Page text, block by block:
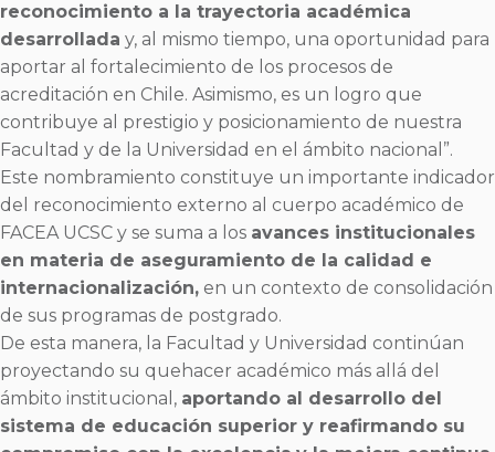
reconocimiento a la trayectoria académica
desarrollada y, al mismo tiempo, una oportunidad para
aportar al fortalecimiento de los procesos de
acreditación en Chile. Asimismo, es un logro que
contribuye al prestigio y posicionamiento de nuestra
Facultad y de la Universidad en el ámbito nacional”.
Este nombramiento constituye un importante indicador
del reconocimiento externo al cuerpo académico de
FACEA UCSC y se suma a los avances institucionales
en materia de aseguramiento de la calidad e
internacionalización, en un contexto de consolidación
de sus programas de postgrado.
De esta manera, la Facultad y Universidad continúan
proyectando su quehacer académico más allá del
ámbito institucional, aportando al desarrollo del
sistema de educación superior y reafirmando su